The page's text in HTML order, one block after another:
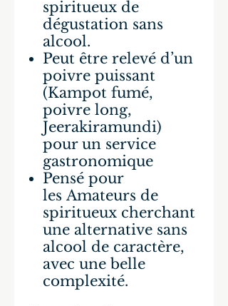
spiritueux de
dégustation sans
alcool.
Peut être relevé d’un
poivre puissant
(Kampot fumé,
poivre long,
Jeerakiramundi)
pour un service
gastronomique
Pensé pour
les Amateurs de
spiritueux cherchant
une alternative sans
alcool de caractère,
avec une belle
complexité.